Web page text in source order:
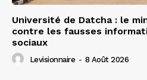
Université de Datcha : le
contre les fausses
sociaux
Levisionnaire - 8 Août 2026